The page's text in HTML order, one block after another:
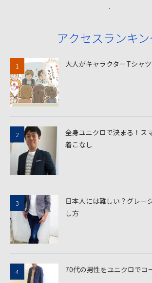
.
アクセスランキ
大人がキャラクターTシャ
全身ユニクロで決まる！ス
着こなし
日本人には難しい？グレー
し方
70代の男性をユニクロでコ